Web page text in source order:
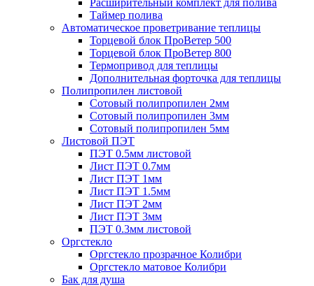
Таймер полива
Автоматическое проветривание теплицы
Торцевой блок ПроВетер 500
Торцевой блок ПроВетер 800
Термопривод для теплицы
Дополнительная форточка для теплицы
Полипропилен листовой
Сотовый полипропилен 2мм
Сотовый полипропилен 3мм
Сотовый полипропилен 5мм
Листовой ПЭТ
ПЭТ 0.5мм листовой
Лист ПЭТ 0.7мм
Лист ПЭТ 1мм
Лист ПЭТ 1.5мм
Лист ПЭТ 2мм
Лист ПЭТ 3мм
ПЭТ 0.3мм листовой
Оргстекло
Оргстекло прозрачное Колибри
Оргстекло матовое Колибри
Бак для душа